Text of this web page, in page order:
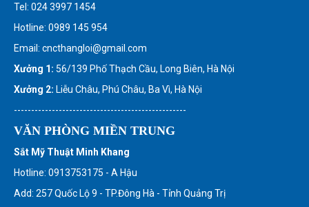
Tel: 024 3997 1454
Hotline: 0989 145 954
Email: cncthangloi@gmail.com
Xưởng 1: 56/139 Phố Thạch Cầu, Long Biên, Hà Nội
Xưởng 2: Liễu Châu, Phú Châu, Ba Vì, Hà Nội
--------------------------------------------------
VĂN PHÒNG MIỀN TRUNG
Sắt Mỹ Thuật Minh Khang
Hotline: 0913753175 - A Hậu
Add: 257 Quốc Lộ 9 - TP.Đông Hà - Tỉnh Quảng Trị